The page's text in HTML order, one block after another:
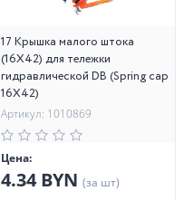
17 Крышка малого штока
(16X42) для тележки
гидравлической DB (Spring cap
16X42)
Артикул: 1010869
Цена:
4.34 BYN (за шт)